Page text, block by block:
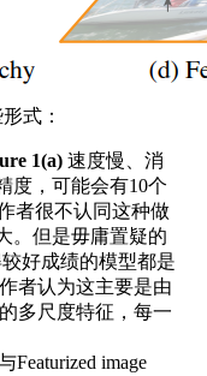
式：
1(a) 速度慢、消
度，可能会有10个
者很不认同这种做
。但是毋庸置疑的
较好成绩的模型都是
作者认为这主要是由
的多尺度特征，每一
Featurized image